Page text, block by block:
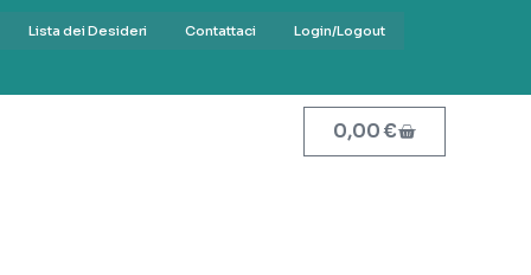
Lista dei Desideri Contattaci Login/Logout
0,00€